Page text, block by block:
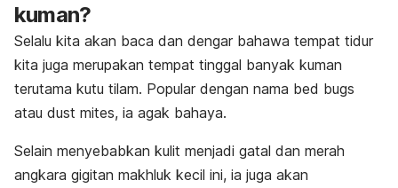
kuman?
Selalu kita akan baca dan dengar bahawa tempat tidur
kita juga merupakan tempat tinggal banyak kuman
terutama kutu tilam. Popular dengan nama bed bugs
atau dust mites, ia agak bahaya.
Selain menyebabkan kulit menjadi gatal dan merah
angkara gigitan makhluk kecil ini, ia juga akan